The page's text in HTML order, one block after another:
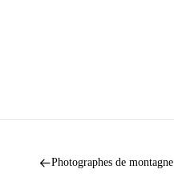
Photographes de montagne